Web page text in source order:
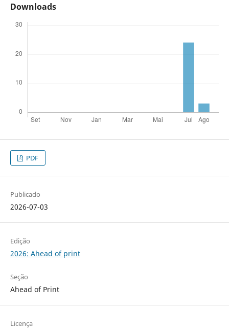
Downloads
PDF
Publicado
2026-07-03
Edição
2026: Ahead of print
Seção
Ahead of Print
Licença